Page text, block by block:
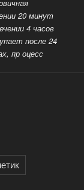
20 минут
4 часов
после 24
пр оцесс